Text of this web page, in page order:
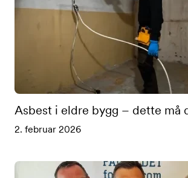
Asbest i eldre bygg – dette må
2. februar 2026